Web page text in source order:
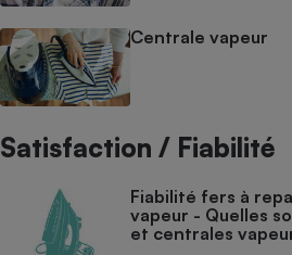
Centrale vapeur
Satisfaction / Fiabilité
Fiabilité fers à
vapeur - Quelles
et centrales